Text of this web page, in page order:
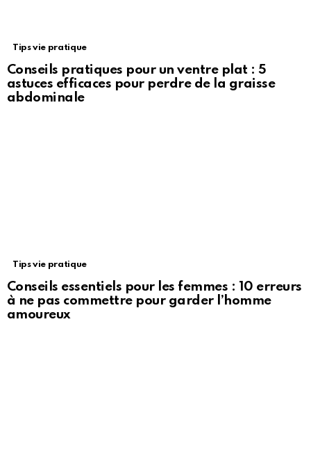
Tips vie pratique
Conseils pratiques pour un ventre plat : 5
astuces efficaces pour perdre de la graisse
abdominale
Tips vie pratique
Conseils essentiels pour les femmes : 10 erreurs
à ne pas commettre pour garder l’homme
amoureux